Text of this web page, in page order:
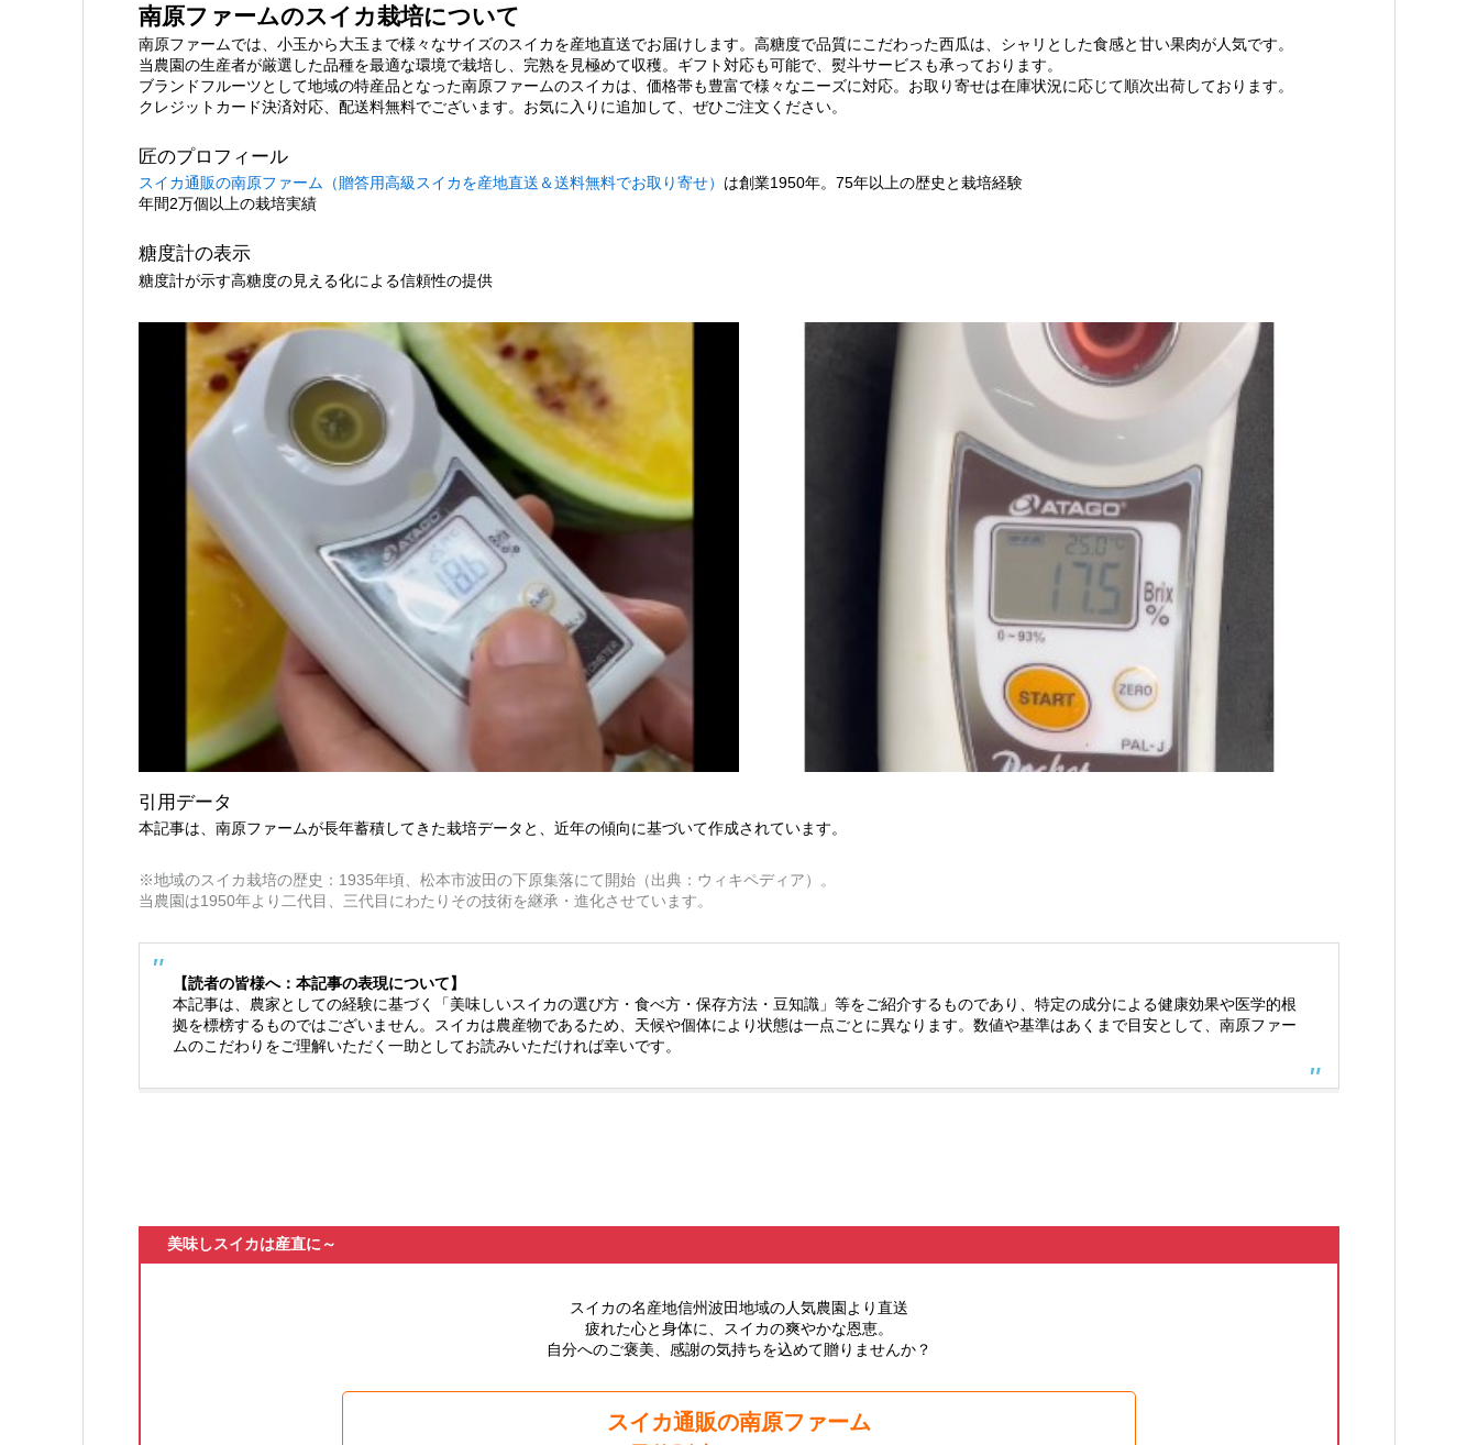
南原ファームのスイカ栽培について
南原ファームでは、小玉から大玉まで様々なサイズのスイカを産地直送でお届けします。高糖度で品質にこだわった西瓜は、シャリとした食感と甘い果肉が人気です。
当農園の生産者が厳選した品種を最適な環境で栽培し、完熟を見極めて収穫。ギフト対応も可能で、熨斗サービスも承っております。
ブランドフルーツとして地域の特産品となった南原ファームのスイカは、価格帯も豊富で様々なニーズに対応。お取り寄せは在庫状況に応じて順次出荷しております。
クレジットカード決済対応、配送料無料でございます。お気に入りに追加して、ぜひご注文ください。
匠のプロフィール
スイカ通販の南原ファーム（贈答用高級スイカを産地直送＆送料無料でお取り寄せ） は創業1950年。75年以上の歴史と栽培経験
年間2万個以上の栽培実績
糖度計の表示
糖度計が示す高糖度の見える化による信頼性の提供
引用データ
本記事は、南原ファームが長年蓄積してきた栽培データと、近年の傾向に基づいて作成されています。
※地域のスイカ栽培の歴史：1935年頃、松本市波田の下原集落にて開始（出典：ウィキペディア）。
当農園は1950年より二代目、三代目にわたりその技術を継承・進化させています。
【読者の皆様へ：本記事の表現について】
本記事は、農家としての経験に基づく「美味しいスイカの選び方・食べ方・保存方法・豆知識」等をご紹介するものであり、特定の成分による健康効果や医学的根
拠を標榜するものではございません。スイカは農産物であるため、天候や個体により状態は一点ごとに異なります。数値や基準はあくまで目安として、南原ファー
ムのこだわりをご理解いただく一助としてお読みいただければ幸いです。
美味しスイカは産直に～
スイカの名産地信州波田地域の人気農園より直送
疲れた心と身体に、スイカの爽やかな恩恵。
自分へのご褒美、感謝の気持ちを込めて贈りませんか？
スイカ通販の南原ファーム